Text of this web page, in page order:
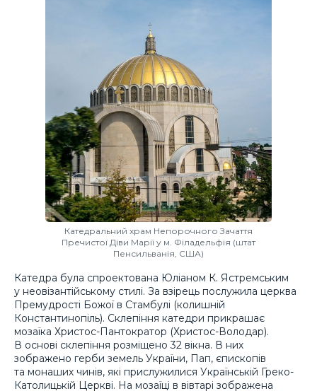
Катедральний храм Непорочного Зачаття
Пречистої Діви Марії у м. Філадельфія (штат
Пенсильванія, США)
Катедра була спроектована Юліаном К. Ястремським
у неовізантійському стилі. За взірець послужила церква
Премудрості Божої в Стамбулі (колишній
Константинопіль). Склепіння катедри прикрашає
мозаїка Христос-Пантократор (Христос-Володар).
В основі склепіння розміщено 32 вікна. В них
зображено герби земель України, Пап, єпископів
та монаших чинів, які прислужилися Українській Греко-
Католицькій Церкві. На мозаїці в вівтарі зображена